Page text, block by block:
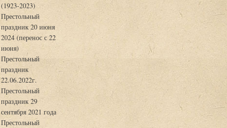
(1923-2023)
Престольный
праздник 20 июня
2024 (перенос с 22
июня)
Престольный
праздник
22.06.2022г.
Престольный
праздник 29
сентября 2021 года
Престольный